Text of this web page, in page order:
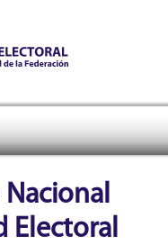
del
Electoral